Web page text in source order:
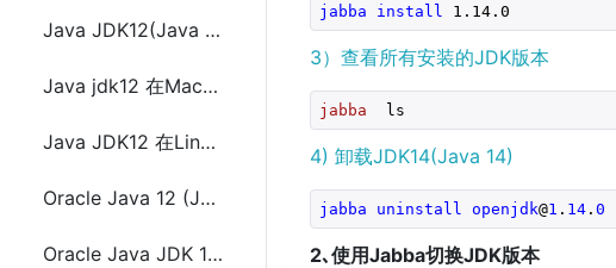
Java JDK12(Java 12)在windows上的安装和环境变量配置
Java jdk12 在Mac上的安装和配置及多JDK版本切换
Java JDK12 在Linux上的安装和配置
Oracle Java 12 (JDK 12)在Ubuntu、Linux Mint或Debian(使用PPA)安装配置
Oracle Java JDK 12 在Ubuntu 18.04 / 16.04安装与配置
jabba install 1 .14.0
3）查看所有安装的JDK版本
jabba
  ls
4) 卸载JDK14(Java 14)
jabba uninstall openjdk@1 . 14. 0
2､使用Jabba切换JDK版本